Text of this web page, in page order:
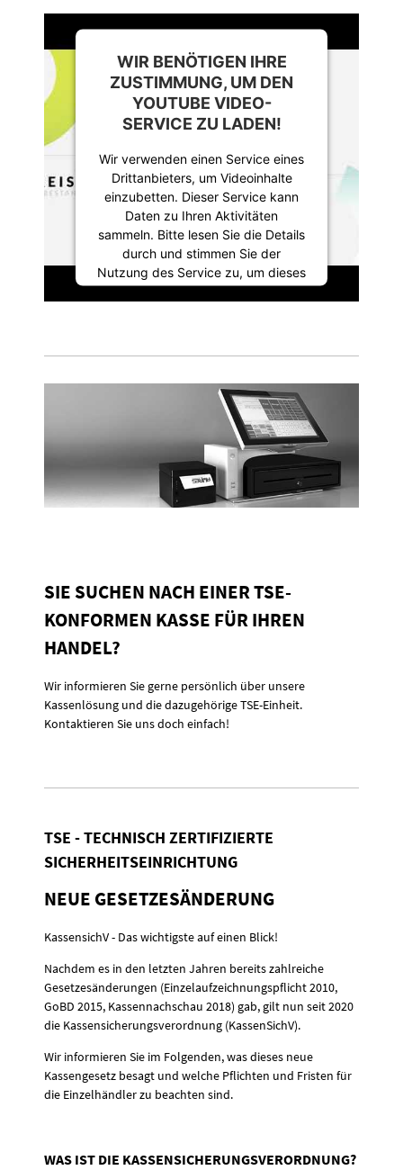
WIR BENÖTIGEN IHRE
ZUSTIMMUNG, UM DEN
YOUTUBE VIDEO-
SERVICE ZU LADEN!
Wir verwenden einen Service eines
Drittanbieters, um Videoinhalte
einzubetten. Dieser Service kann
Daten zu Ihren Aktivitäten
sammeln. Bitte lesen Sie die Details
durch und stimmen Sie der
Nutzung des Service zu, um dieses
Video anzusehen.
Akzeptieren
Usercentrics Consent
Management Platform&Trusted
SIE SUCHEN NACH EINER TSE-
KONFORMEN KASSE FÜR IHREN
HANDEL?
Wir informieren Sie gerne persönlich über unsere
Kassenlösung und die dazugehörige TSE-Einheit.
Kontaktieren Sie uns doch einfach!
TSE - TECHNISCH ZERTIFIZIERTE
SICHERHEITSEINRICHTUNG
NEUE GESETZESÄNDERUNG
KassensichV - Das wichtigste auf einen Blick!
Nachdem es in den letzten Jahren bereits zahlreiche
Gesetzesänderungen (Einzelaufzeichnungspflicht 2010,
GoBD 2015, Kassennachschau 2018) gab, gilt nun seit 2020
die Kassensicherungsverordnung (KassenSichV).
Wir informieren Sie im Folgenden, was dieses neue
Kassengesetz besagt und welche Pflichten und Fristen für
die Einzelhändler zu beachten sind.
WAS IST DIE KASSENSICHERUNGSVERORDNUNG?